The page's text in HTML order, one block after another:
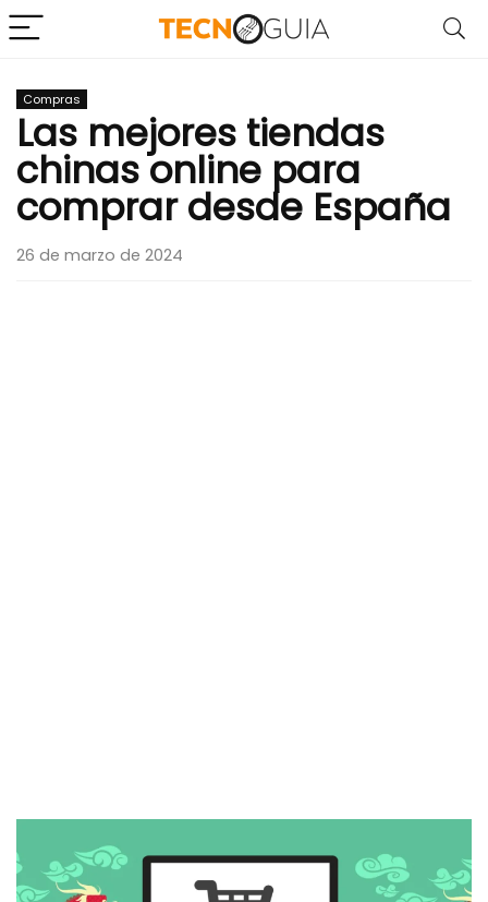
Compras
Las mejores tiendas
chinas online para
comprar desde España
26 de marzo de 2024